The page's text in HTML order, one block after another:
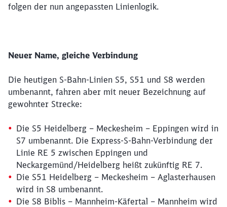
folgen der nun angepassten Linienlogik.
Neuer Name, gleiche Verbindung
Die heutigen S-Bahn-Linien S5, S51 und S8 werden
umbenannt, fahren aber mit neuer Bezeichnung auf
gewohnter Strecke:
Die S5 Heidelberg – Meckesheim – Eppingen wird in
S7 umbenannt. Die Express-S-Bahn-Verbindung der
Linie RE 5 zwischen Eppingen und
Neckargemünd/Heidelberg heißt zukünftig RE 7.
Die S51 Heidelberg – Meckesheim – Aglasterhausen
wird in S8 umbenannt.
Die S8 Biblis – Mannheim-Käfertal – Mannheim wird